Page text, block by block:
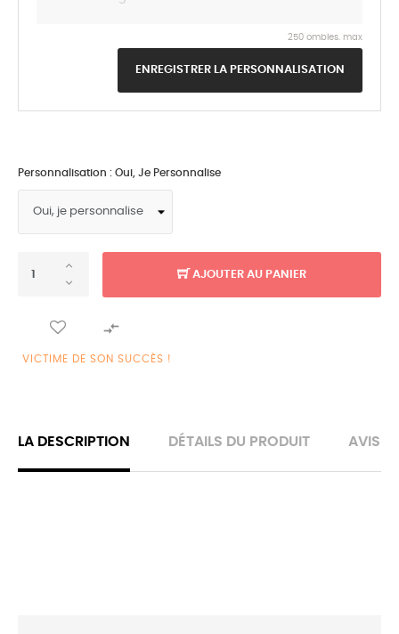
250 ombles. max
ENREGISTRER LA PERSONNALISATION
Personnalisation : Oui, Je Personnalise
AJOUTER AU PANIER

VICTIME DE SON SUCCÈS !
LA DESCRIPTION DÉTAILS DU PRODUIT AVIS